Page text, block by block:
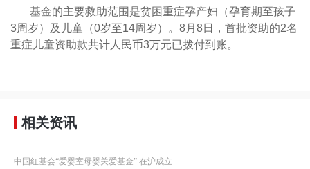
基金的主要救助范围是贫困重症孕产妇（孕育期至孩子
3周岁）及儿童（0岁至14周岁）。8月8日，首批资助的2名
重症儿童资助款共计人民币3万元已拨付到账。
相关资讯
中国红基会“爱婴室母婴关爱基金” 在沪成立